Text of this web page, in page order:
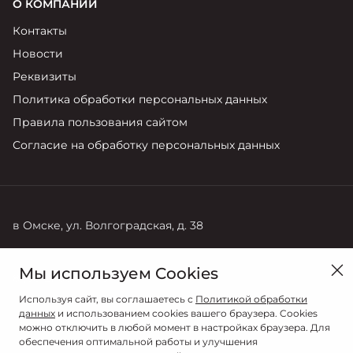
О КОМПАНИИ
Контакты
Новости
Реквизиты
Политика обработки персональных данных
Правила пользования сайтом
Согласие на обработку персональных данных
в Омске, ул. Волгоградская, д. 38
8 (3812) 66-60-45
Мы используем Cookies
Используя сайт, вы соглашаетесь с Политикой обработки
данных и использованием cookies вашего браузера. Cookies
можно отключить в любой момент в настройках браузера. Для
обеспечения оптимальной работы и улучшения